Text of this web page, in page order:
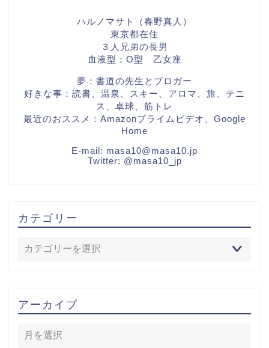
ハルノマサト（春野真人）
東京都在住
３人兄弟の長男
血液型：O型 乙女座
夢：書道の先生とブロガー
好きな事：読書、温泉、スキー、アロマ、旅、テニ
ス、卓球、筋トレ
最近のおススメ：Amazonプライムビデオ、Google
Home
E-mail: masa10@masa10.jp
Twitter: @masa10_jp
カテゴリー
アーカイブ